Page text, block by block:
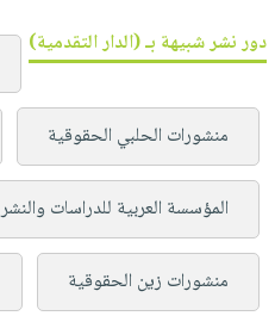
دور نشر شبيهة بـ (الدار التقدمية)
منشورات الحلبي الحقوقية
المؤسسة العربية للدراسات والنشر
منشورات زين الحقوقية